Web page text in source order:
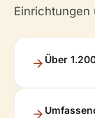
Einrichtungen
Über